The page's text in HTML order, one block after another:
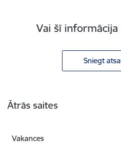
Vai šī
Sniegt
Ātrās saites
Vakances